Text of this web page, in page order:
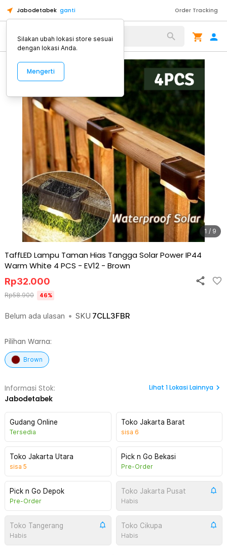
Jabodetabek ganti Order Tracking
Alat Kopi
1 / 9
TaffLED Lampu Taman Hias Tangga Solar Power IP44
Warm White 4 PCS - EV12 - Brown
Belum ada ulasan • SKU 7CLL3FBR
Rp32.000
Rp58.900 46%
Pilihan Warna:
Brown
Informasi Stok:
Jabodetabek
Lihat 1Lokasi Lainnya
Gudang Online
Tersedia
Toko Jakarta Barat
sisa 6
Toko Jakarta Utara
sisa 5
Pick n Go Bekasi
Pre-Order
Pick n Go Depok
Pre-Order
Toko Jakarta Pusat
Habis
Toko Tangerang
Habis
Toko Cikupa
Habis
Silakan ubah lokasi store sesuai
dengan lokasi Anda.
Mengerti